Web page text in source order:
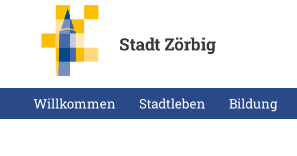
Stadt Zörbig
Willkommen Stadtleben Bildung